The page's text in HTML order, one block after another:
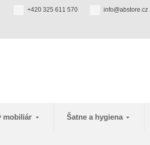
+420 325 611 570 info@abstore.cz
mobiliár Šatne a hygiena